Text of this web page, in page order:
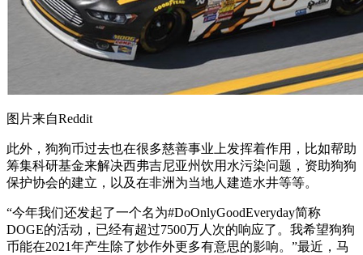
图片来自Reddit
此外，狗狗币过去也在很多慈善事业上发挥着作用，比如帮助
筹集科研基金来解决西弗吉尼亚州饮用水污染问题，资助狗狗
保护协会的建立，以及在非洲为当地人建造水井等等。
“今年我们还发起了一个名为#DoOnlyGoodEveryday简称
DOGE的活动，已经有超过7500万人次的响应了。我希望狗狗
币能在2021年产生除了炒作外更多有意思的影响。”最近，马